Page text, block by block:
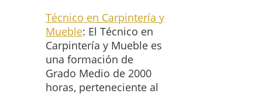
Técnico en Carpintería y
Mueble: El Técnico en
Carpintería y Mueble es
una formación de
Grado Medio de 2000
horas, perteneciente al